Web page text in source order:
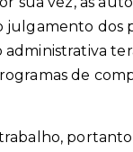
julgamento dos
administrativa
de